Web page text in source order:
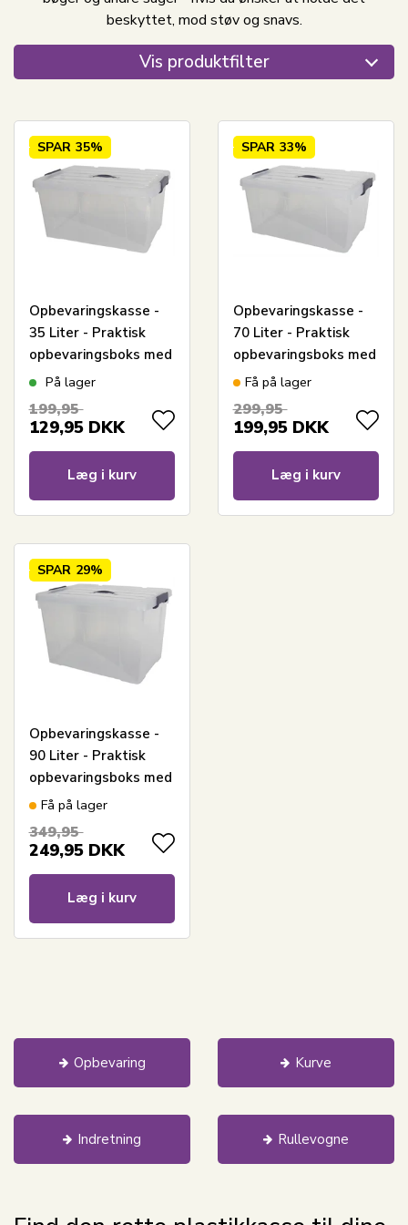
beskyttet, mod støv og snavs.
Vis produktfilter
SPAR 35%
Opbevaringskasse -
35 Liter - Praktisk
opbevaringsboks med
tætsluttende låg -
plastikkasse
På lager
199,95
129,95 DKK
Læg i kurv
SPAR 33%
Opbevaringskasse -
70 Liter - Praktisk
opbevaringsboks med
tætsluttende låg -
plastikkasse
Få på lager
299,95
199,95 DKK
Læg i kurv
SPAR 29%
Opbevaringskasse -
90 Liter - Praktisk
opbevaringsboks med
tætsluttende låg -
plastikkasse
Få på lager
349,95
249,95 DKK
Læg i kurv
Opbevaring Kurve
Indretning Rullevogne